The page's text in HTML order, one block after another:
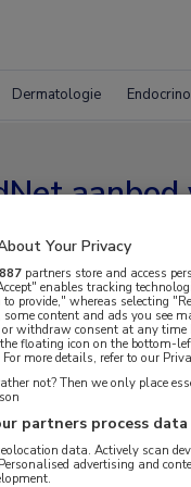
Dermatologie
Lees
meer
over
keurt
langwerkende
injecteerbare
hiv-
Your Privacy
887 partners store and access
enables tracking
to provide," whereas selecting
some content and ads you see
or withdraw consent at any
floating icon on the bottom-
more details, refer to our
not? Then we only place
partners process
data. Actively scan
advertising and